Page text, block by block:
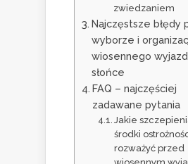
zwiedzaniem
Najczęstsze błędy
wyborze i
wiosennego
słońce
FAQ – najczęściej
zadawane pytania
Jakie
środki
rozważyć przed